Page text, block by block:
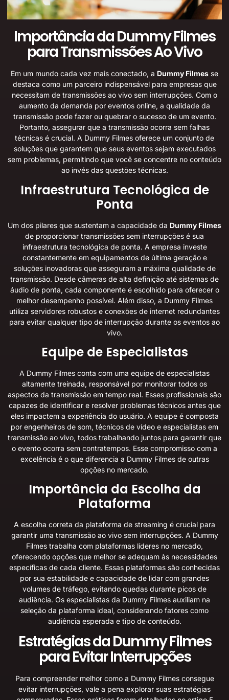
Importância da Dummy Filmes
para Transmissões Ao Vivo
Em um mundo cada vez mais conectado, a Dummy Filmes se
destaca como um parceiro indispensável para empresas que
necessitam de transmissões ao vivo sem interrupções. Com o
aumento da demanda por eventos online, a qualidade da
transmissão pode fazer ou quebrar o sucesso de um evento.
Portanto, assegurar que a transmissão ocorra sem falhas
técnicas é crucial. A Dummy Filmes oferece um conjunto de
soluções que garantem que seus eventos sejam executados
sem problemas, permitindo que você se concentre no conteúdo
ao invés das questões técnicas.
Infraestrutura Tecnológica de
Ponta
Um dos pilares que sustentam a capacidade da Dummy Filmes
de proporcionar transmissões sem interrupções é sua
infraestrutura tecnológica de ponta. A empresa investe
constantemente em equipamentos de última geração e
soluções inovadoras que asseguram a máxima qualidade de
transmissão. Desde câmeras de alta definição até sistemas de
áudio de ponta, cada componente é escolhido para oferecer o
melhor desempenho possível. Além disso, a Dummy Filmes
utiliza servidores robustos e conexões de internet redundantes
para evitar qualquer tipo de interrupção durante os eventos ao
vivo.
Equipe de Especialistas
A Dummy Filmes conta com uma equipe de especialistas
altamente treinada, responsável por monitorar todos os
aspectos da transmissão em tempo real. Esses profissionais são
capazes de identificar e resolver problemas técnicos antes que
eles impactem a experiência do usuário. A equipe é composta
por engenheiros de som, técnicos de vídeo e especialistas em
transmissão ao vivo, todos trabalhando juntos para garantir que
o evento ocorra sem contratempos. Esse compromisso com a
excelência é o que diferencia a Dummy Filmes de outras
opções no mercado.
Importância da Escolha da
Plataforma
A escolha correta da plataforma de streaming é crucial para
garantir uma transmissão ao vivo sem interrupções. A Dummy
Filmes trabalha com plataformas líderes no mercado,
oferecendo opções que melhor se adequam às necessidades
específicas de cada cliente. Essas plataformas são conhecidas
por sua estabilidade e capacidade de lidar com grandes
volumes de tráfego, evitando quedas durante picos de
audiência. Os especialistas da Dummy Filmes auxiliam na
seleção da plataforma ideal, considerando fatores como
audiência esperada e tipo de conteúdo.
Estratégias da Dummy Filmes
para Evitar Interrupções
Para compreender melhor como a Dummy Filmes consegue
evitar interrupções, vale a pena explorar suas estratégias